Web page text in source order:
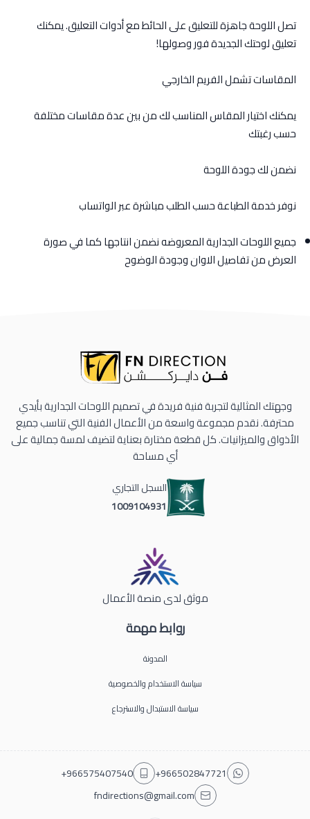
تصل اللوحة جاهزة للتعليق على الحائط مع أدوات التعليق. يمكنك
تعليق لوحتك الجديدة فور وصولها!
المقاسات تشمل الفريم الخارجي
يمكنك اختيار المقاس المناسب لك من بين عدة مقاسات مختلفة
حسب رغبتك
نضمن لك جودة اللوحة
نوفر خدمة الطباعة حسب الطلب مباشرة عبر الواتساب
جميع اللوحات الجدارية المعروضه نضمن انتاجها كما في صورة
العرض من تفاصيل الاوان وجودة الوضوح
روابط مهمة
المدونة
سياسة الاستخدام والخصوصية
سياسة الاستبدال والاسترجاع
وجهتك المثالية لتجربة فنية فريدة في تصميم اللوحات الجدارية بأيدي
محترفة. نقدم مجموعة واسعة من الأعمال الفنية التي تناسب جميع
الأذواق والميزانيات. كل قطعة مختارة بعناية لتضيف لمسة جمالية على
أي مساحة
السجل التجاري
1009104931
موثق لدى منصة الأعمال
+966502847721
+966575407540
fndirections@gmail.com